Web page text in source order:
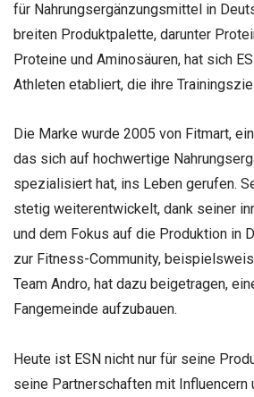
für Nahrungsergänzungsmittel in
breiten Produktpalette, darunter
Proteine und Aminosäuren, hat sich
Athleten etabliert, die ihre
Die Marke wurde 2005 von Fitmart,
das sich auf hochwertige
spezialisiert hat, ins Leben gerufen.
stetig weiterentwickelt, dank seiner
und dem Fokus auf die Produktion in
zur Fitness-Community,
Team Andro, hat dazu beigetragen,
Fangemeinde aufzubauen.
Heute ist ESN nicht nur für seine
seine Partnerschaften mit Influencern